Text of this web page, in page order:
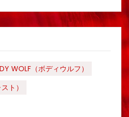
WOLF（ボディウルフ）
ト）